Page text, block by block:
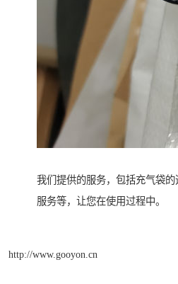
我们提供的服务，包括充气袋
服务等，让您在使用过程中。
http://www.gooyon.cn